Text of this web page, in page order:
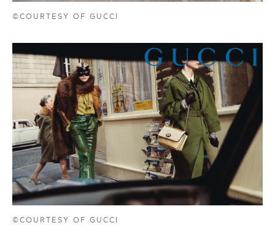
©COURTESY OF GUCCI
©COURTESY OF GUCCI